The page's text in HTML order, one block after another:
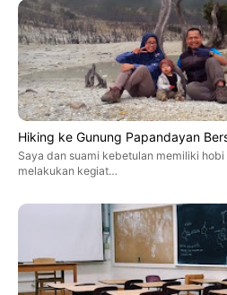
Hiking ke Gunung Papandayan
Saya dan suami kebetulan memiliki
melakukan kegiat…